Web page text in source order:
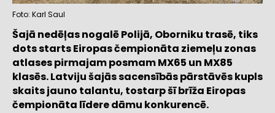
Foto: Karl Saul
Šajā nedēļas nogalē Polijā, Oborniku trasē, tiks
dots starts Eiropas čempionāta ziemeļu zonas
atlases pirmajam posmam MX65 un MX85
klasēs. Latviju šajās sacensībās pārstāvēs kupls
skaits jauno talantu, tostarp šī brīža Eiropas
čempionāta līdere dāmu konkurencē.